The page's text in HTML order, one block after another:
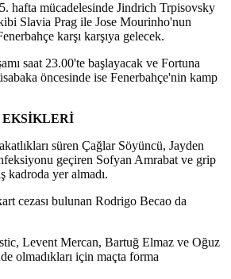
hafta mücadelesinde Jindrich Trpisovsky
Slavia Prag ile Jose Mourinho'nun
karşı karşıya gelecek.
saat 23.00'te başlayacak ve Fortuna
öncesinde ise Fenerbahçe'nin kamp
EKSİKLERİ
süren Çağlar Söyüncü, Jayden
geçiren Sofyan Amrabat ve grip
kadroda yer almadı.
cezası bulunan Rodrigo Becao da
Levent Mercan, Bartuğ Elmaz ve Oğuz
olmadıkları için maçta forma